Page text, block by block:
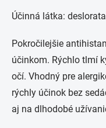
Účinná látka:
Pokročilejšie
účinkom. Rýchlo tlmí
očí. Vhodný pre
rýchly účinok bez
aj na dlhodobé